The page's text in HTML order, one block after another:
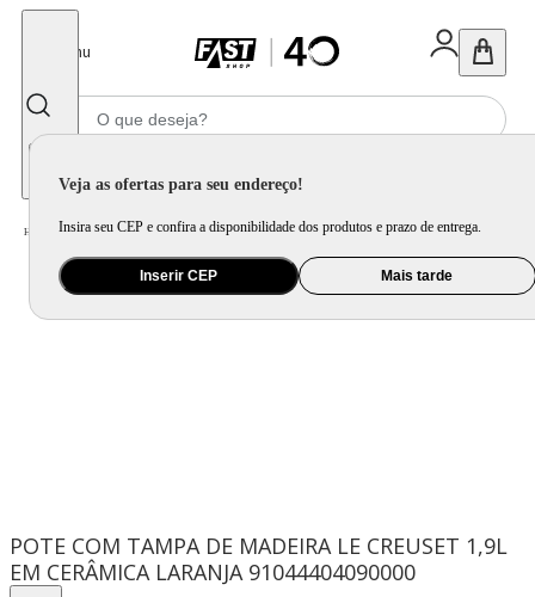
Menu
Veja as ofertas para seu endereço!
Insira seu CEP e confira a disponibilidade dos produtos e prazo de entrega.
Inserir CEP Mais tarde
Home Utilidade Doméstica Organização e Armazenamento / Porta Mantimento e Pote
POTE COM TAMPA DE MADEIRA LE CREUSET 1,9L
EM CERÂMICA LARANJA 91044404090000